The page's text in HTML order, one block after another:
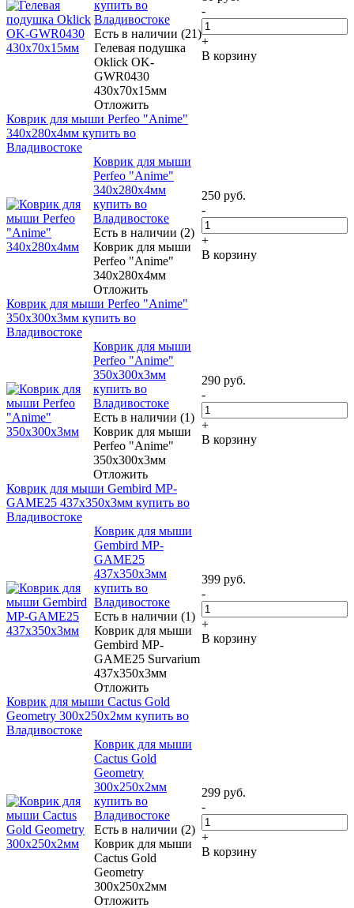
купить во
Владивостоке
Есть в наличии (21)
Гелевая подушка
Oklick OK-
GWR0430
430x70x15мм
Отложить
-
+
В корзину
Коврик для мыши Perfeo "Anime"
340x280x4мм купить во
Владивостоке
Коврик для мыши
Perfeo "Anime"
340x280x4мм
купить во
Владивостоке
Есть в наличии (2)
Коврик для мыши
Perfeo "Anime"
340x280x4мм
Отложить
250 руб.
-
+
В корзину
Коврик для мыши Perfeo "Anime"
350x300x3мм купить во
Владивостоке
Коврик для мыши
Perfeo "Anime"
350x300x3мм
купить во
Владивостоке
Есть в наличии (1)
Коврик для мыши
Perfeo "Anime"
350x300x3мм
Отложить
290 руб.
-
+
В корзину
Коврик для мыши Gembird MP-
GAME25 437x350x3мм купить во
Владивостоке
Коврик для мыши
Gembird MP-
GAME25
437x350x3мм
купить во
Владивостоке
Есть в наличии (1)
Коврик для мыши
Gembird MP-
GAME25 Survarium
437x350x3мм
Отложить
399 руб.
-
+
В корзину
Коврик для мыши Cactus Gold
Geometry 300x250x2мм купить во
Владивостоке
Коврик для мыши
Cactus Gold
Geometry
300x250x2мм
купить во
Владивостоке
Есть в наличии (2)
Коврик для мыши
Cactus Gold
Geometry
300x250x2мм
Отложить
299 руб.
-
+
В корзину